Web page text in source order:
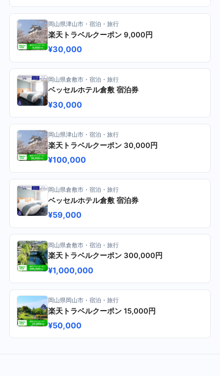
岡山県津山市・宿泊・旅行
楽天トラベルクーポン 9,000円
¥30,000
岡山県倉敷市・宿泊・旅行
ベッセルホテル倉敷 宿泊券
¥30,000
岡山県津山市・宿泊・旅行
楽天トラベルクーポン 30,000円
¥100,000
岡山県倉敷市・宿泊・旅行
ベッセルホテル倉敷 宿泊券
¥59,000
岡山県倉敷市・宿泊・旅行
楽天トラベルクーポン 300,000円
¥1,000,000
岡山県岡山市・宿泊・旅行
楽天トラベルクーポン 15,000円
¥50,000